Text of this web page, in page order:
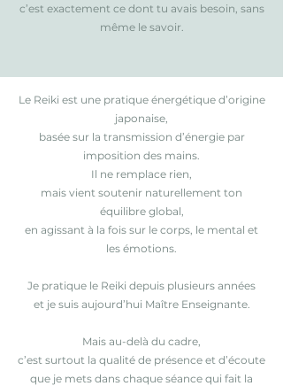
c’est exactement ce dont tu avais besoin, sans
même le savoir.
Le Reiki est une pratique énergétique d’origine
japonaise,
basée sur la transmission d’énergie par
imposition des mains.
Il ne remplace rien,
mais vient soutenir naturellement ton
équilibre global,
en agissant à la fois sur le corps, le mental et
les émotions.
Je pratique le Reiki depuis plusieurs années
et je suis aujourd’hui Maître Enseignante.
Mais au-delà du cadre,
c’est surtout la qualité de présence et d’écoute
que je mets dans chaque séance qui fait la